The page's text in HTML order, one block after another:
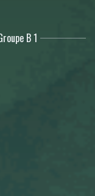
B 1